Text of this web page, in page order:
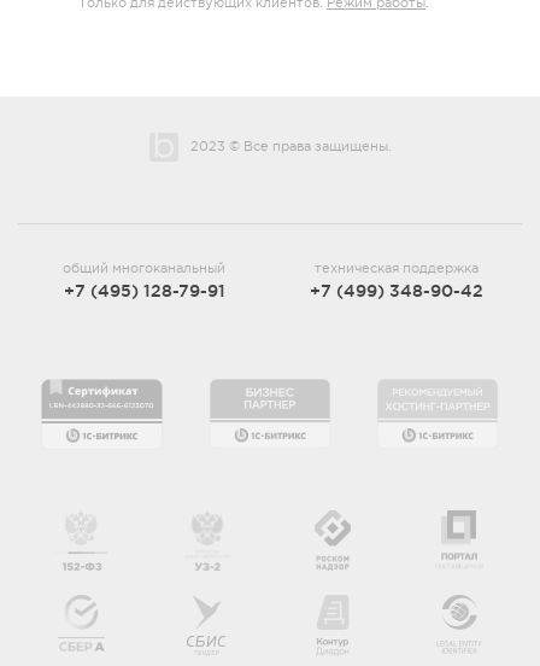
2023 © Все права защищены.
общий многоканальный
+7 (495) 128-79-91
техническая поддержка
+7 (499) 348-90-42